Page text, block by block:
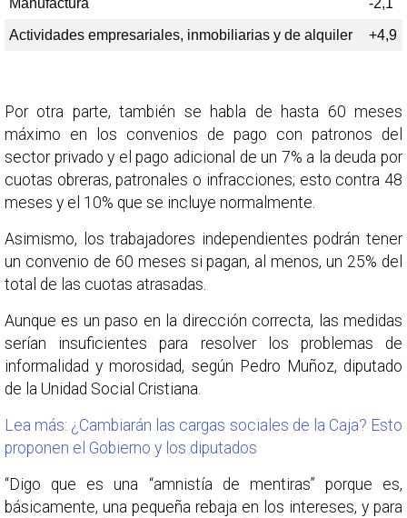
Manufactura -2,1
Actividades empresariales, inmobiliarias y de alquiler +4,9
Por otra parte, también se habla de hasta 60 meses
máximo en los convenios de pago con patronos del
sector privado y el pago adicional de un 7% a la deuda por
cuotas obreras, patronales o infracciones; esto contra 48
meses y el 10% que se incluye normalmente.
Asimismo, los trabajadores independientes podrán tener
un convenio de 60 meses si pagan, al menos, un 25% del
total de las cuotas atrasadas.
Aunque es un paso en la dirección correcta, las medidas
serían insuficientes para resolver los problemas de
informalidad y morosidad, según Pedro Muñoz, diputado
de la Unidad Social Cristiana.
Lea más: ¿Cambiarán las cargas sociales de la Caja? Esto
proponen el Gobierno y los diputados
“Digo que es una “amnistía de mentiras” porque es,
básicamente, una pequeña rebaja en los intereses, y para